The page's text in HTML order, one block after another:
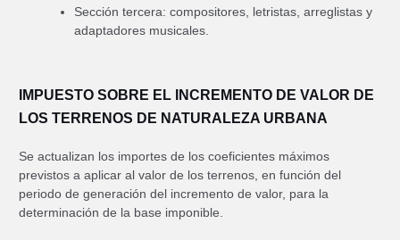
Sección tercera: compositores, letristas, arreglistas y
adaptadores musicales.
IMPUESTO SOBRE EL INCREMENTO DE VALOR DE
LOS TERRENOS DE NATURALEZA URBANA
Se actualizan los importes de los coeficientes máximos
previstos a aplicar al valor de los terrenos, en función del
periodo de generación del incremento de valor, para la
determinación de la base imponible.